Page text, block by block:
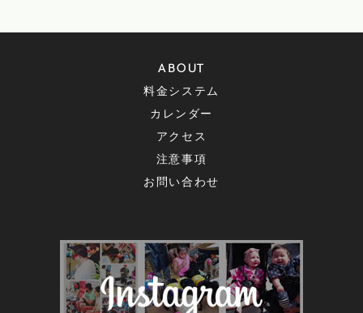
ABOUT
料金システム
カレンダー
アクセス
注意事項
お問い合わせ